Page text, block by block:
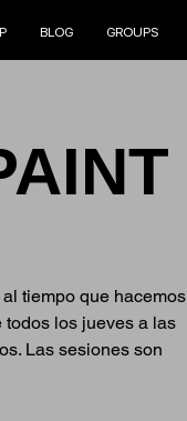
BLOG GROUPS
tiempo que hacemos
los jueves a las
Las sesiones son